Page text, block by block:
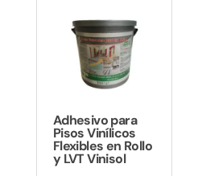
Adhesivo para
Pisos Vinílicos
Flexibles en Rollo
y LVT Vinisol